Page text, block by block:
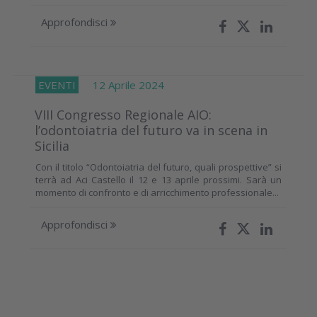
Approfondisci
EVENTI 12 Aprile 2024
VIII Congresso Regionale AIO:
l’odontoiatria del futuro va in scena in
Sicilia
Con il titolo “Odontoiatria del futuro, quali prospettive” si
terrà ad Aci Castello il 12 e 13 aprile prossimi. Sarà un
momento di confronto e di arricchimento professionale...
Approfondisci